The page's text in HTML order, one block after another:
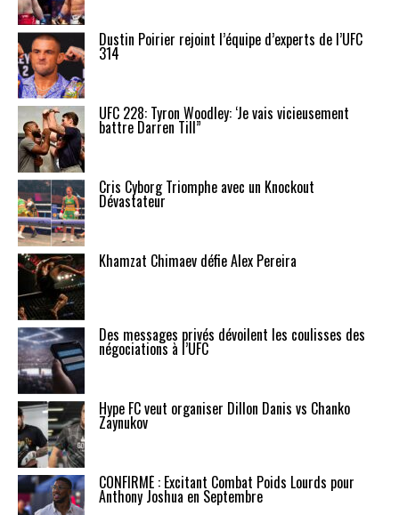
Dustin Poirier rejoint l’équipe d’experts de l’UFC
314
UFC 228: Tyron Woodley: ‘Je vais vicieusement
battre Darren Till”
Cris Cyborg Triomphe avec un Knockout
Dévastateur
Khamzat Chimaev défie Alex Pereira
Des messages privés dévoilent les coulisses des
négociations à l’UFC
Hype FC veut organiser Dillon Danis vs Chanko
Zaynukov
CONFIRMÉ : Excitant Combat Poids Lourds pour
Anthony Joshua en Septembre